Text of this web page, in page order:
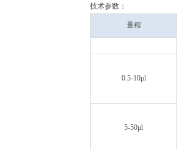
技术参数：
量程
0.5-10μl
5-50μl